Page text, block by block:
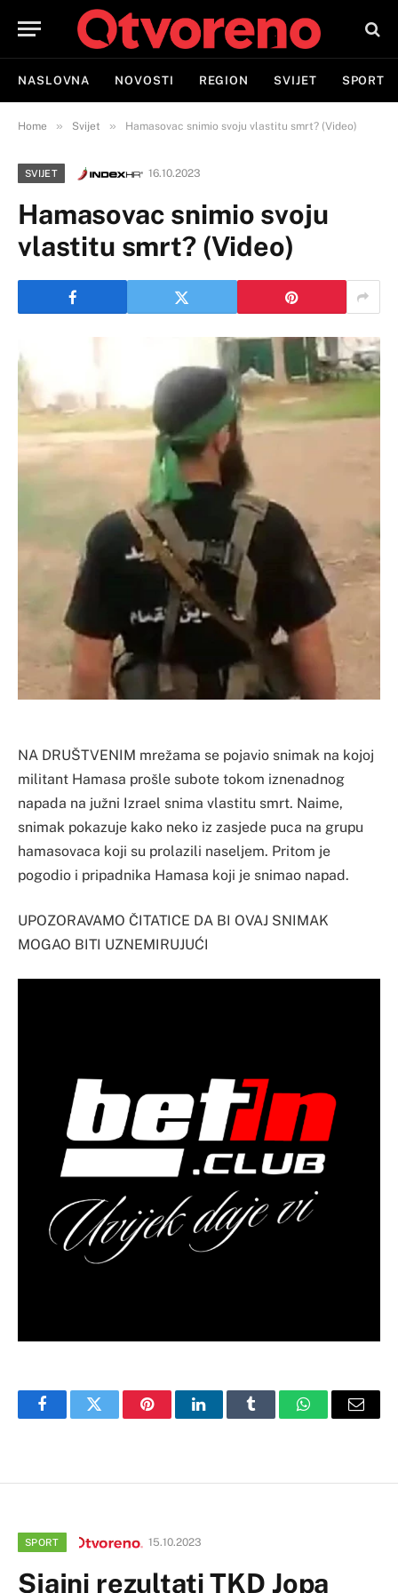
NASLOVNA NOVOSTI REGION SVIJET SPORT
Home » Svijet » Hamasovac snimio svoju vlastitu smrt? (Video)
SVIJET 16.10.2023
Hamasovac snimio svoju
vlastitu smrt? (Video)
NA DRUŠTVENIM mrežama se pojavio snimak na kojoj
militant Hamasa prošle subote tokom iznenadnog
napada na južni Izrael snima vlastitu smrt. Naime,
snimak pokazuje kako neko iz zasjede puca na grupu
hamasovaca koji su prolazili naseljem. Pritom je
pogodio i pripadnika Hamasa koji je snimao napad.
UPOZORAVAMO ČITATICE DA BI OVAJ SNIMAK
MOGAO BITI UZNEMIRUJUĆI
FacebookTwitter PinterestLinkedInTumblr WhatsAppEmail
SPORT 15.10.2023
Sjajni rezultati TKD Jopa